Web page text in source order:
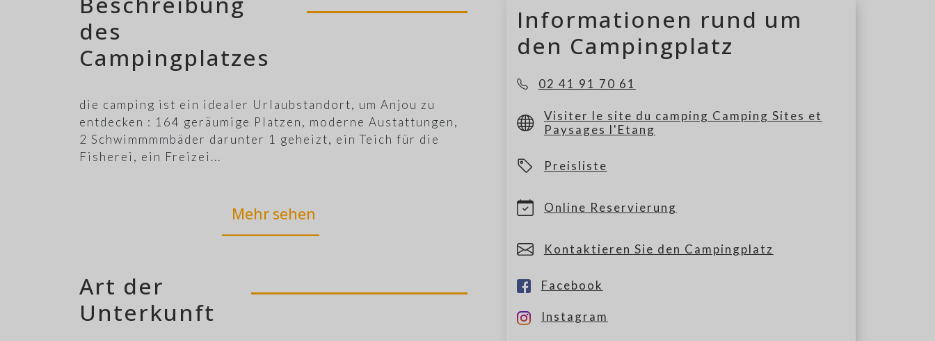
Informationen rund um
den Campingplatz
02 41 91 70 61
Visiter le site du camping Camping Sites et
Paysages l'Etang
Preisliste
Online Reservierung
Kontaktieren Sie den Campingplatz
Facebook
Instagram
des
Campingplatzes
die camping ist ein idealer Urlaubstandort, um Anjou zu
entdecken : 164 geräumige Platzen, moderne Austattungen,
2 Schwimmmmbäder darunter 1 geheizt, ein Teich für die
Fisherei, ein Freizei ...
Mehr sehen
Art der
Unterkunft